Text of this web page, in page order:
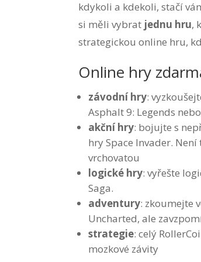
kdykoli a kdekoli, stačí
si měli vybrat jednu hru,
strategickou online hru,
Online hry
závodní hry:
Asphalt 9: Legends
akční hry: bojujte s
hry Space Invader.
vrchovatou
logické hry: vyřešte
Saga.
adventury: zkoumejte
Uncharted, ale
strategie: celý
mozkové závity